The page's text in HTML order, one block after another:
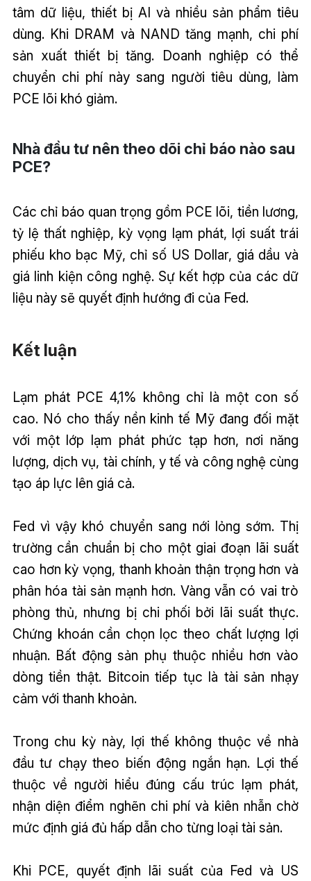
tâm dữ liệu, thiết bị AI và nhiều sản phẩm tiêu
dùng. Khi DRAM và NAND tăng mạnh, chi phí
sản xuất thiết bị tăng. Doanh nghiệp có thể
chuyển chi phí này sang người tiêu dùng, làm
PCE lõi khó giảm.
Nhà đầu tư nên theo dõi chỉ báo nào sau
PCE?
Các chỉ báo quan trọng gồm PCE lõi, tiền lương,
tỷ lệ thất nghiệp, kỳ vọng lạm phát, lợi suất trái
phiếu kho bạc Mỹ, chỉ số US Dollar, giá dầu và
giá linh kiện công nghệ. Sự kết hợp của các dữ
liệu này sẽ quyết định hướng đi của Fed.
Kết luận
Lạm phát PCE 4,1% không chỉ là một con số
cao. Nó cho thấy nền kinh tế Mỹ đang đối mặt
với một lớp lạm phát phức tạp hơn, nơi năng
lượng, dịch vụ, tài chính, y tế và công nghệ cùng
tạo áp lực lên giá cả.
Fed vì vậy khó chuyển sang nới lỏng sớm. Thị
trường cần chuẩn bị cho một giai đoạn lãi suất
cao hơn kỳ vọng, thanh khoản thận trọng hơn và
phân hóa tài sản mạnh hơn. Vàng vẫn có vai trò
phòng thủ, nhưng bị chi phối bởi lãi suất thực.
Chứng khoán cần chọn lọc theo chất lượng lợi
nhuận. Bất động sản phụ thuộc nhiều hơn vào
dòng tiền thật. Bitcoin tiếp tục là tài sản nhạy
cảm với thanh khoản.
Trong chu kỳ này, lợi thế không thuộc về nhà
đầu tư chạy theo biến động ngắn hạn. Lợi thế
thuộc về người hiểu đúng cấu trúc lạm phát,
nhận diện điểm nghẽn chi phí và kiên nhẫn chờ
mức định giá đủ hấp dẫn cho từng loại tài sản.
Khi PCE, quyết định lãi suất của Fed và US